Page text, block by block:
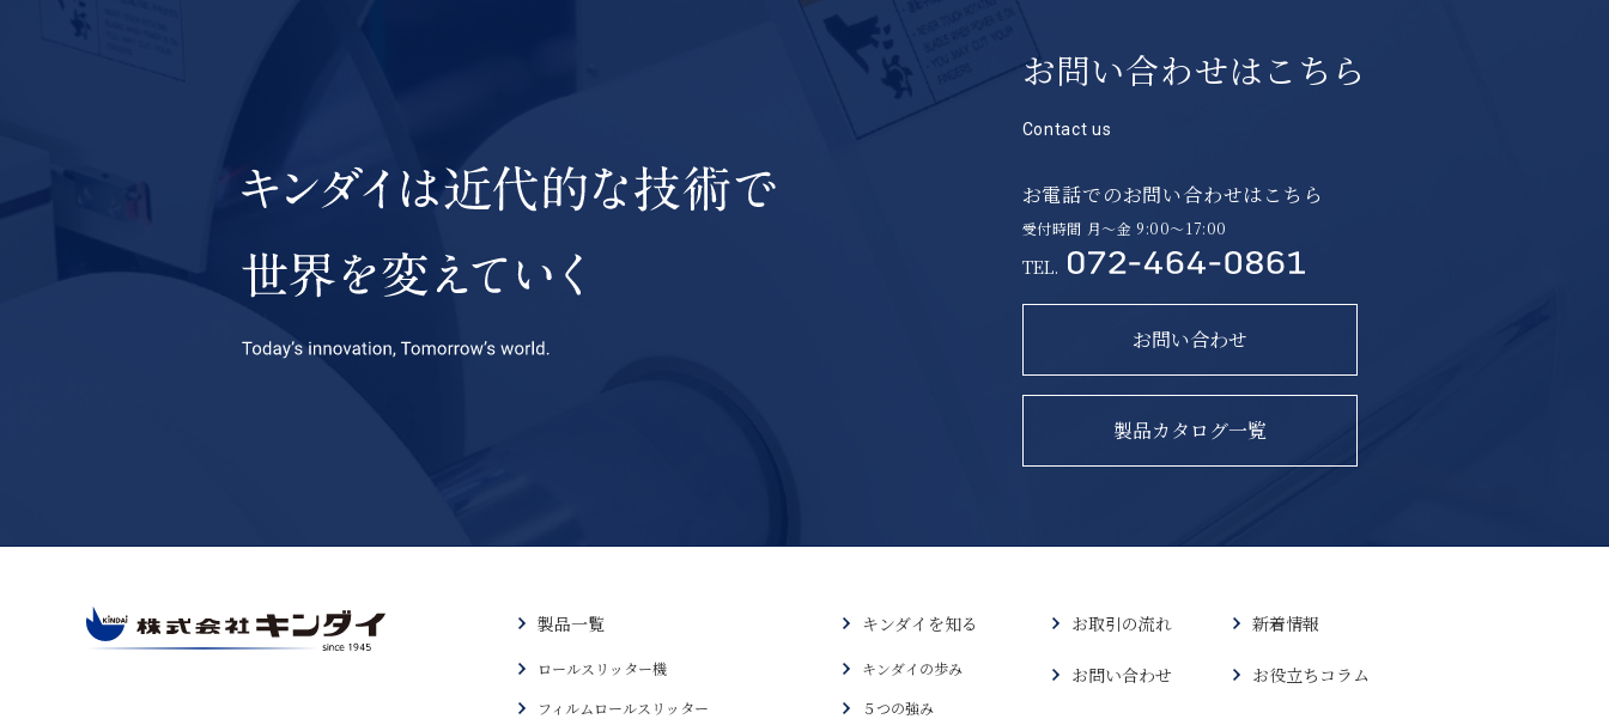
お問い合わせはこちら
Contact us
お電話でのお問い合わせはこちら
受付時間 月〜金 9:00〜17:00
TEL.
お問い合わせ
製品カタログ一覧
製品一覧
ロールスリッター機
フィルムロールスリッター
キンダイを知る
キンダイの歩み
５つの強み
お取引の流れ
お問い合わせ
新着情報
お役立ちコラム